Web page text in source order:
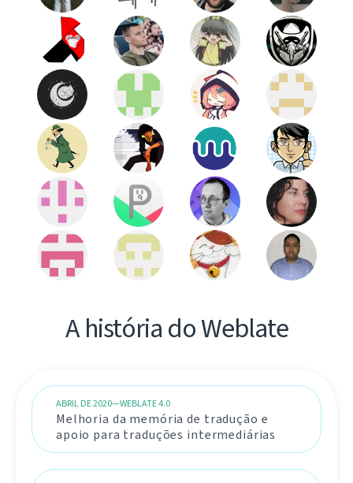
A história do Weblate
ABRIL DE 2020—WEBLATE 4.0
Melhoria da memória de tradução e
apoio para traduções intermediárias